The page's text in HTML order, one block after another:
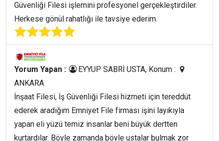
Güvenliği Filesi işlemini profesyonel gerçekleştirdiler.
Herkese gönül rahatlığı ile tavsiye ederim.
Yorum Yapan :
EYYUP SABRİ USTA, Konum :
ANKARA
İnşaat Filesi, İş Güvenliği Filesi hizmeti için tereddüt
ederek aradığım Emniyet File firması işini layıkıyla
yapan eli yüzü temiz insanlar beni büyük dertten
kurtardılar. Böyle zamanda böyle ustalar bulmak zor